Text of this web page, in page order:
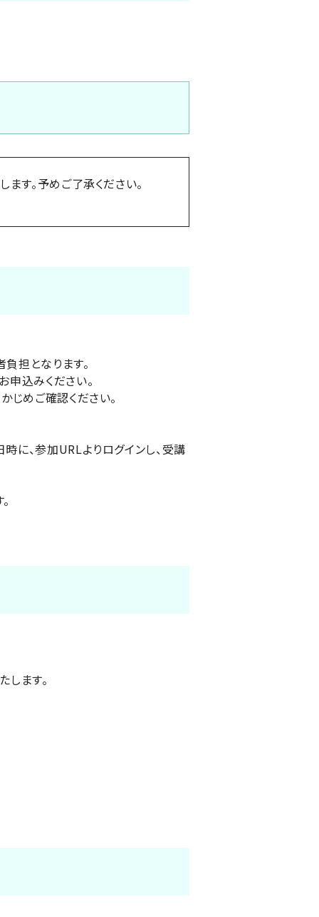
す。予めご了承ください。
担となります。
込みください。
じめご確認ください。
に、参加URLよりログインし、受講
ます。